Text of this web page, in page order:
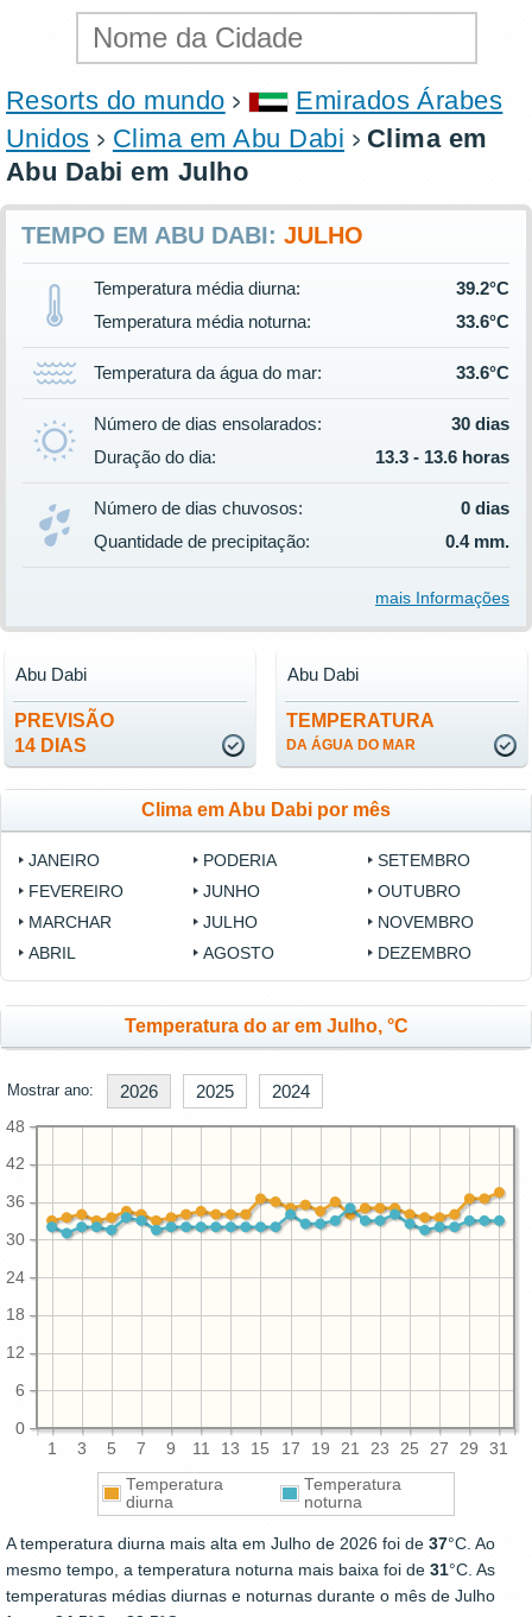
Resorts do mundo
Emirados Árabes
Unidos
Clima em Abu Dabi
Clima em
Abu Dabi em Julho
TEMPO EM ABU DABI: JULHO
Temperatura média diurna:
39.2°C
Temperatura média noturna:
33.6°C
Temperatura da água do mar: 33.6°C
Número de dias ensolarados:
30 dias
Duração do dia:
13.3 - 13.6 horas
Número de dias chuvosos:
0 dias
Quantidade de precipitação:
0.4 mm.
mais Informações
PREVISÃO
14 DIAS
Abu Dabi
TEMPERATURA
DA ÁGUA DO MAR
Abu Dabi
Clima em Abu Dabi por mês
JANEIRO
FEVEREIRO
MARCHAR
ABRIL
PODERIA
JUNHO
JULHO
AGOSTO
SETEMBRO
OUTUBRO
NOVEMBRO
DEZEMBRO
Temperatura do ar em Julho, °C
Mostrar ano: 2026 2025 2024
1 3 5 7 9 11 13 15 17 19 21 23 25 27 29 31
0
6
12
18
24
30
36
42
48
Temperatura
diurna
Temperatura
noturna
A temperatura diurna mais alta em Julho de 2026 foi de 37°C. Ao
mesmo tempo, a temperatura noturna mais baixa foi de 31°C. As
temperaturas médias diurnas e noturnas durante o mês de Julho